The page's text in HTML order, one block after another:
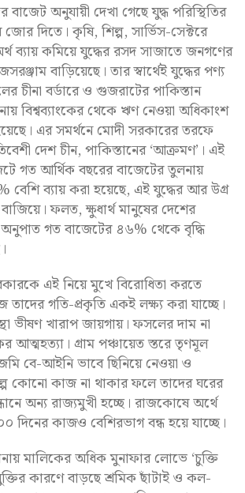
বাজেট অনুযায়ী দেখা গেছে যুদ্ধ পরিস্থিতির
জোর দিতে। কৃষি, শিল্প, সার্ভিস-সেক্টরে
ব্যায় কমিয়ে যুদ্ধের রসদ সাজাতে জনগণের
বাড়িয়েছে। তার স্বার্থেই যুদ্ধের পণ্য
চীনা বর্ডারে ও গুজরাটের পাকিস্তান
বিশ্বব্যাংকের থেকে ঋণ নেওয়া অধিকাংশ
এর সমর্থনে মোদী সরকারের তরফে
দেশ চীন, পাকিস্তানের ‘আক্রমণ’। এই
গত আর্থিক বছরের বাজেটের তুলনায়
বেশি ব্যায় করা হয়েছে, এই যুদ্ধের আর উগ্র
বাজিয়ে। ফলত, ক্ষুধার্থ মানুষের দেশের
গত বাজেটের ৪৬% থেকে বৃদ্ধি
এই নিয়ে মুখে বিরোধিতা করতে
গতি-প্রকৃতি একই লক্ষ্য করা যাচ্ছে।
ভীষণ খারাপ জায়গায়। ফসলের দাম না
আত্মহত্যা। গ্রাম পঞ্চায়েত স্তরে তৃণমূল
বে-আইনি ভাবে ছিনিয়ে নেওয়া ও
কোনো কাজ না থাকার ফলে তাদের ঘরের
অন্য রাজ্যমুখী হচ্ছে। রাজকোষে অর্থে
দিনের কাজও বেশিরভাগ বন্ধ হয়ে যাচ্ছে।
মালিকের অধিক মুনাফার লোভে ‘চুক্তি
কারণে বাড়ছে শ্রমিক ছাঁটাই ও কল-